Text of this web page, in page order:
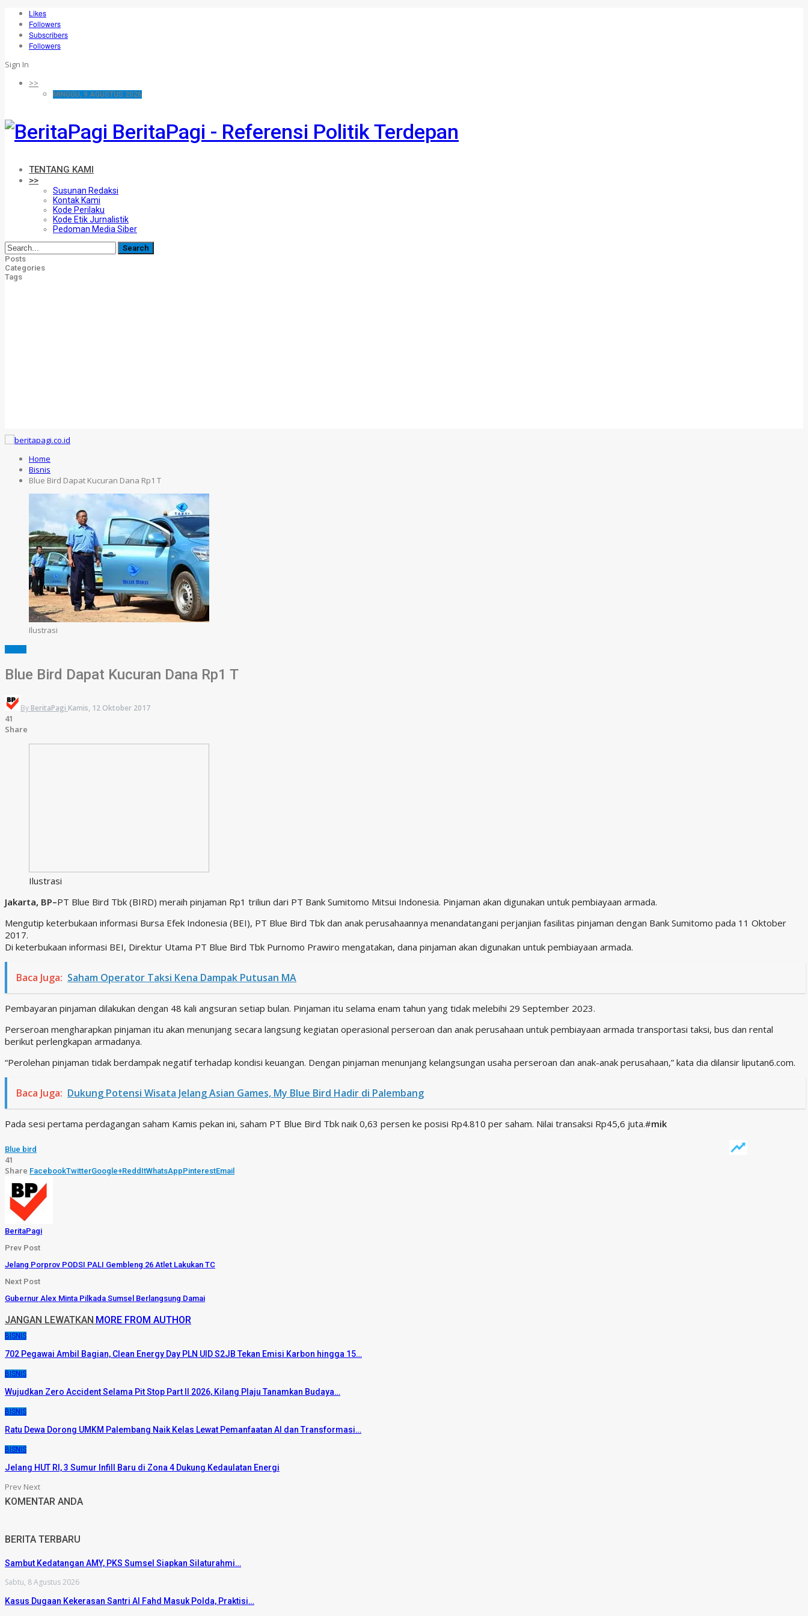
Likes
Followers
Subscribers
Followers
Sign In
>>
MINGGU, 9 AGUSTUS 2026
BeritaPagi - Referensi Politik Terdepan
TENTANG KAMI
>>
Susunan Redaksi
Kontak Kami
Kode Perilaku
Kode Etik Jurnalistik
Pedoman Media Siber
Posts
Categories
Tags
Home
Bisnis
Blue Bird Dapat Kucuran Dana Rp1 T
Ilustrasi
Blue Bird Dapat Kucuran Dana Rp1 T
By BeritaPagi Kamis, 12 Oktober 2017
41
Share
Ilustrasi
Jakarta, BP–PT Blue Bird Tbk (BIRD) meraih pinjaman Rp1 triliun dari PT Bank Sumitomo Mitsui Indonesia. Pinjaman akan digunakan untuk pembiayaan armada.
Mengutip keterbukaan informasi Bursa Efek Indonesia (BEI), PT Blue Bird Tbk dan anak perusahaannya menandatangani perjanjian fasilitas pinjaman dengan Bank Sumitomo pada 11 Oktober
2017.
Di keterbukaan informasi BEI, Direktur Utama PT Blue Bird Tbk Purnomo Prawiro mengatakan, dana pinjaman akan digunakan untuk pembiayaan armada.
Baca Juga: Saham Operator Taksi Kena Dampak Putusan MA
Pembayaran pinjaman dilakukan dengan 48 kali angsuran setiap bulan. Pinjaman itu selama enam tahun yang tidak melebihi 29 September 2023.
Perseroan mengharapkan pinjaman itu akan menunjang secara langsung kegiatan operasional perseroan dan anak perusahaan untuk pembiayaan armada transportasi taksi, bus dan rental
berikut perlengkapan armadanya.
“Perolehan pinjaman tidak berdampak negatif terhadap kondisi keuangan. Dengan pinjaman menunjang kelangsungan usaha perseroan dan anak-anak perusahaan,” kata dia dilansir liputan6.com.
Baca Juga: Dukung Potensi Wisata Jelang Asian Games, My Blue Bird Hadir di Palembang
Pada sesi pertama perdagangan saham Kamis pekan ini, saham PT Blue Bird Tbk naik 0,63 persen ke posisi Rp4.810 per saham. Nilai transaksi Rp45,6 juta.#mik
Blue bird
41
Share FacebookTwitterGoogle+ReddItWhatsAppPinterestEmail
BeritaPagi
Prev Post
Jelang Porprov PODSI PALI Gembleng 26 Atlet Lakukan TC
Next Post
Gubernur Alex Minta Pilkada Sumsel Berlangsung Damai
JANGAN LEWATKAN MORE FROM AUTHOR
BISNIS
702 Pegawai Ambil Bagian, Clean Energy Day PLN UID S2JB Tekan Emisi Karbon hingga 15…
BISNIS
Wujudkan Zero Accident Selama Pit Stop Part II 2026, Kilang Plaju Tanamkan Budaya…
BISNIS
Ratu Dewa Dorong UMKM Palembang Naik Kelas Lewat Pemanfaatan AI dan Transformasi…
BISNIS
Jelang HUT RI, 3 Sumur Infill Baru di Zona 4 Dukung Kedaulatan Energi
Prev Next
KOMENTAR ANDA
BERITA TERBARU
Sambut Kedatangan AMY, PKS Sumsel Siapkan Silaturahmi…
Sabtu, 8 Agustus 2026
Kasus Dugaan Kekerasan Santri Al Fahd Masuk Polda, Praktisi…